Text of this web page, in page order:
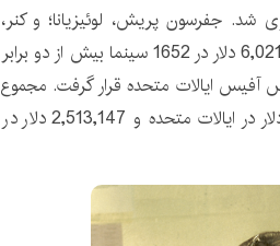
شد. جفرسون پریش، لوئیزیانا؛ و کنر،
لوئیزیانا. این فیلم در آخر هفته افتتاحیه با 6,021,106 دلار در 1652 سینما بیش از دو برابر
آفیس ایالات متحده قرار گرفت. مجموع
ناخالص آن 18,637,690 دلار با 16,124,543 دلار در ایالات متحده و 2,513,147 دلار در